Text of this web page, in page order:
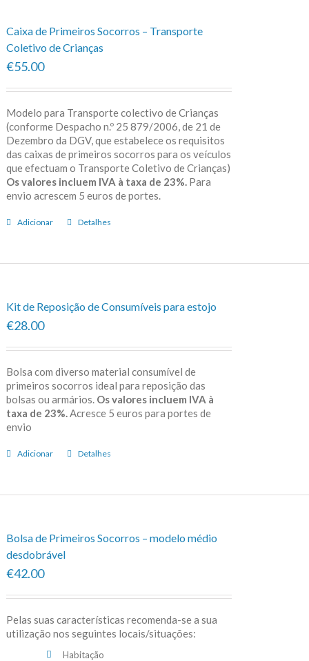
Caixa de Primeiros Socorros – Transporte
Coletivo de Crianças
€55.00
Modelo para Transporte colectivo de Crianças
(conforme Despacho n.º 25 879/2006, de 21 de
Dezembro da DGV, que estabelece os requisitos
das caixas de primeiros socorros para os veículos
que efectuam o Transporte Coletivo de Crianças)
Os valores incluem IVA à taxa de 23%. Para
envio acrescem 5 euros de portes.
Adicionar Detalhes
Kit de Reposição de Consumíveis para estojo
€28.00
Bolsa com diverso material consumível de
primeiros socorros ideal para reposição das
bolsas ou armários. Os valores incluem IVA à
taxa de 23%. Acresce 5 euros para portes de
envio
Adicionar Detalhes
Bolsa de Primeiros Socorros – modelo médio
desdobrável
€42.00
Pelas suas características recomenda-se a sua
utilização nos seguintes locais/situações:
Habitação